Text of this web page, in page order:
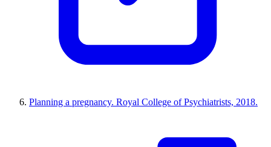
Planning a pregnancy. Royal College of Psychiatrists, 2018.